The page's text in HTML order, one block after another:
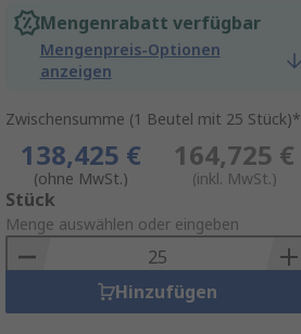
Mengenrabatt verfügbar
Mengenpreis-Optionen
anzeigen
Zwischensumme (1 Beutel mit 25 Stück)*
138,425 €
(ohne MwSt.)
164,725 €
(inkl. MwSt.)
Add
to
Basket
Stück
Menge auswählen oder eingeben
Hinzufügen